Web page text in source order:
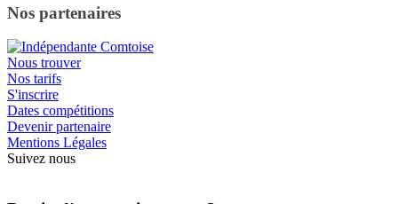
Nos partenaires
Nous trouver
Nos tarifs
S'inscrire
Dates compétitions
Devenir partenaire
Mentions Légales
Suivez nous